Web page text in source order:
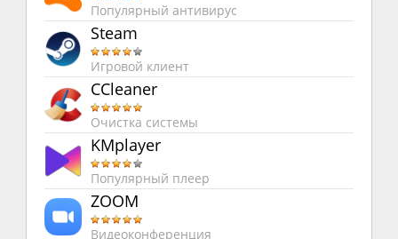
Популярный антивирус
Steam
Игровой клиент
CCleaner
Очистка системы
KMplayer
Популярный плеер
ZOOM
Видеоконференция